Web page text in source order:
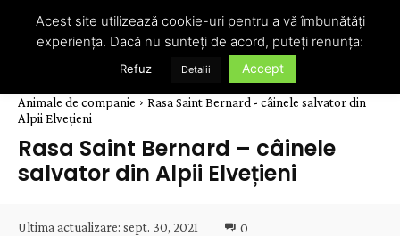
Animale de companie
Rasa Saint Bernard - câinele salvator din
Alpii Elvețieni
Rasa Saint Bernard – câinele
salvator din Alpii Elvețieni
Ultima actualizare: sept. 30, 2021 0
Acest site utilizează cookie-uri pentru a vă îmbunătăți
experiența. Dacă nu sunteți de acord, puteți renunța:
Refuz Detalii Accept